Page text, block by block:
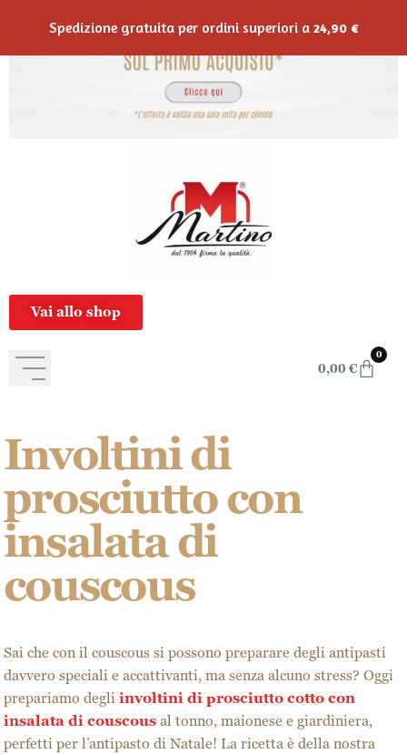
Vai allo shop
0,00 €
0
Involtini di
prosciutto con
insalata di
couscous
Sai che con il couscous si possono preparare degli antipasti
davvero speciali e accattivanti, ma senza alcuno stress? Oggi
prepariamo degli involtini di prosciutto cotto con
insalata di couscous al tonno, maionese e giardiniera,
perfetti per l’antipasto di Natale! La ricetta è della nostra
Spedizione gratuita per ordini superiori a 24,90 €